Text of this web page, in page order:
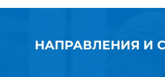
НАПРАВЛЕНИЯ И